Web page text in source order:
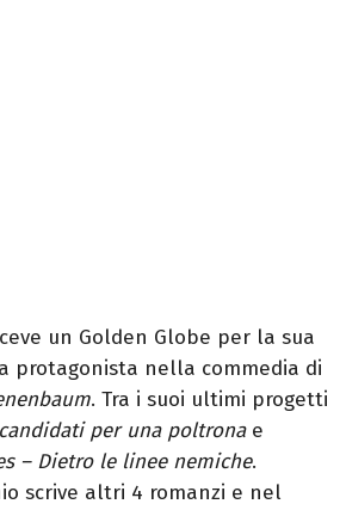
un Golden Globe per la sua
protagonista nella commedia di
. Tra i suoi ultimi progetti
per una poltrona e
– Dietro le linee nemiche.
scrive altri 4 romanzi e nel